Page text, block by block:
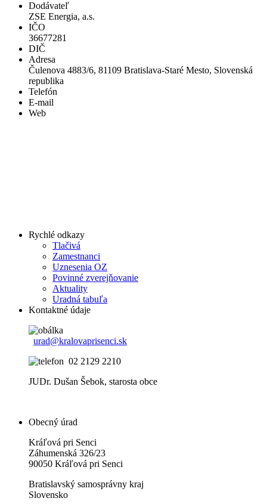
Dodávateľ
ZSE Energia, a.s.
IČO
36677281
DIČ
Adresa
Čulenova 4883/6, 81109 Bratislava-Staré Mesto, Slovenská
republika
Telefón
E-mail
Web
Rychlé odkazy
Tlačivá
Zamestnanci
Uznesenia OZ
Povinné zverejňovanie
Aktuality
Uradná tabuľa
Kontaktné údaje
urad@kralovaprisenci.sk
02 2129 2210
JUDr. Dušan Šebok, starosta obce
Obecný úrad
Kráľová pri Senci
Záhumenská 326/23
90050 Kráľová pri Senci
Bratislavský samosprávny kraj
Slovensko